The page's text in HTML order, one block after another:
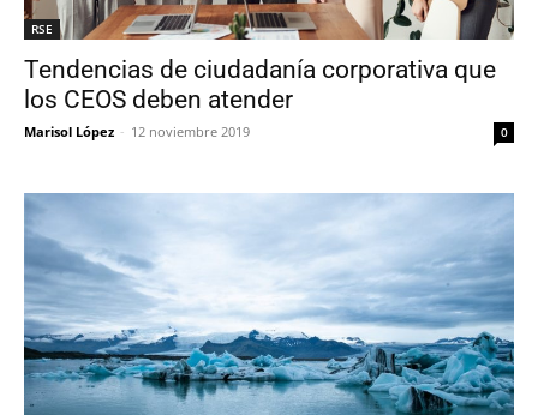
RSE
Tendencias de ciudadanía corporativa que
los CEOS deben atender
Marisol López - 12 noviembre 2019 0